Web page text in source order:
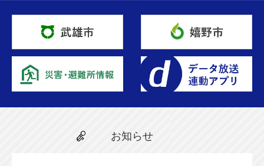
お知らせ